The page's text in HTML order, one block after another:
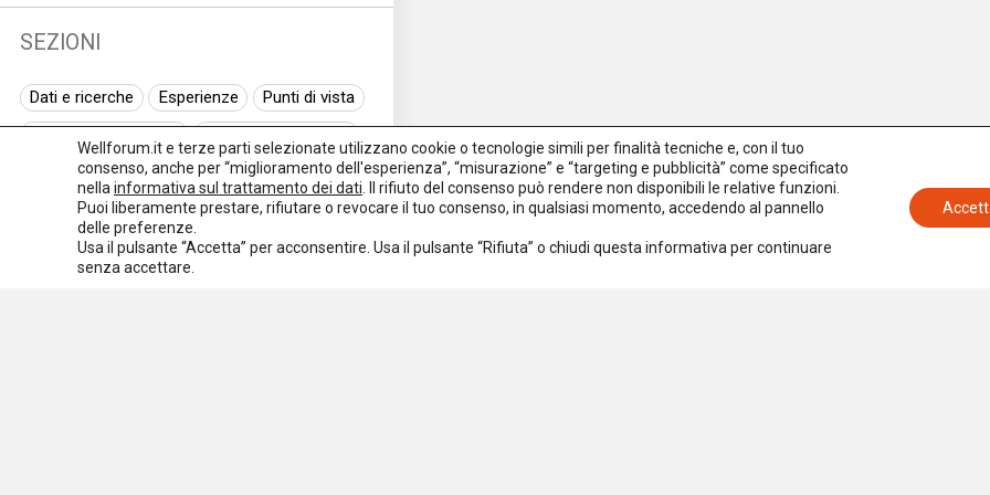
SEZIONI
Dati e ricerche Esperienze
Punti di vista
Normativa europea
Rassegna normativa
I seminari di Welforum
Eventi
Spazio ai promotori
Wellforum.it e terze parti selezionate utilizzano cookie o tecnologie simili per finalità tecniche e, con il tuo
consenso, anche per “miglioramento dell'esperienza”, “misurazione” e “targeting e pubblicità” come specificato
nella informativa sul trattamento dei dati . Il rifiuto del consenso può rendere non disponibili le relative funzioni.
Puoi liberamente prestare, rifiutare o revocare il tuo consenso, in qualsiasi momento, accedendo al pannello
delle preferenze.
Usa il pulsante “Accetta” per acconsentire. Usa il pulsante “Rifiuta” o chiudi questa informativa per continuare
senza accettare.